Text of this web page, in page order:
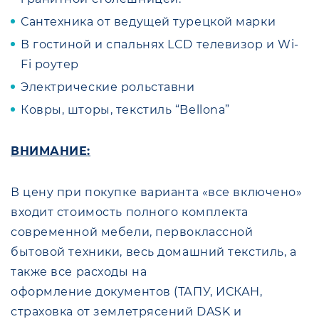
Сантехника от ведущей турецкой марки
В гостиной и спальнях LCD телевизор и Wi-
Fi роутер
Электрические рольставни
Ковры, шторы, текстиль “Bellona”
ВНИМАНИЕ:
В цену при покупке варианта «все включено»
входит стоимость полного комплекта
современной мебели, первоклассной
бытовой техники, весь домашний текстиль, а
также все расходы на
оформление документов (ТАПУ, ИСКАН,
страховка от землетрясений DASK и